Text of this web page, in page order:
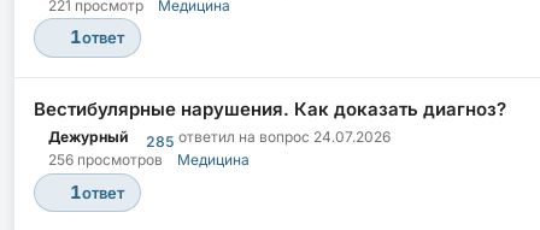
221 просмотр
Медицина
1ответ
Вестибулярные нарушения. Как доказать диагноз?
Дежурный 285 ответил на вопрос 24.07.2026
256 просмотров
Медицина
1ответ